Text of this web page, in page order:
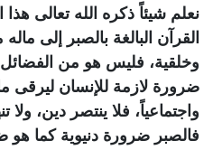
نعلم شيئاً ذكره الله تعالى هذا
القرآن البالغة بالصبر إلى
وخلقية، فليس هو من الفضائل
ضرورة لازمة للإنسان ليرقى
واجتماعياً، فلا ينتصر دين، ولا
فالصبر ضرورة دنيوية كما هو